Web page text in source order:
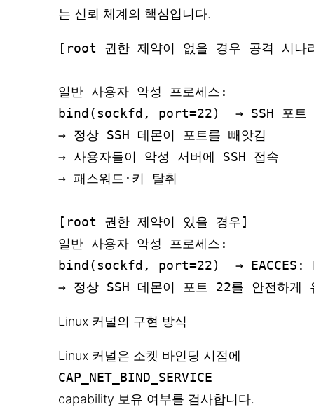
는 신뢰 체계의 핵심입니다.
[root 권한 제약이 없을 경우 공격 시나
일반 사용자 악성 프로세스:
bind(sockfd, port=22)  → SSH 포트
→ 정상 SSH 데몬이 포트를 빼앗김
→ 사용자들이 악성 서버에 SSH 접속
→ 패스워드·키 탈취
[root 권한 제약이 있을 경우]
일반 사용자 악성 프로세스:
bind(sockfd, port=22)  → EACCES:
Linux 커널의 구현 방식
Linux 커널은 소켓 바인딩 시점에
CAP_NET_BIND_SERVICE
capability 보유 여부를 검사합니다.